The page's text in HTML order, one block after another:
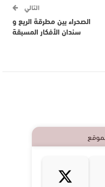
التالي
الصحراء بين مطرقة الريع و
سندان الأفكار المسبقة